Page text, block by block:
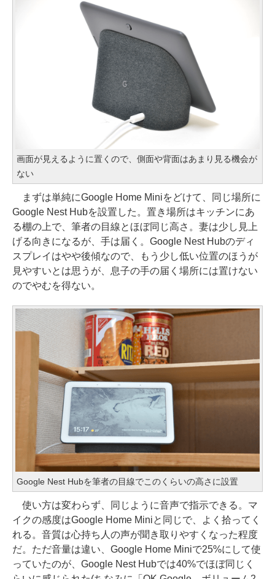
画面が見えるように置くので、側面や背面はあまり見る機会が
ない
まずは単純にGoogle Home Miniをどけて、同じ場所に
Google Nest Hubを設置した。置き場所はキッチンにあ
る棚の上で、筆者の目線とほぼ同じ高さ。妻は少し見上
げる向きになるが、手は届く。Google Nest Hubのディ
スプレイはやや後傾なので、もう少し低い位置のほうが
見やすいとは思うが、息子の手の届く場所には置けない
のでやむを得ない。
Google Nest Hubを筆者の目線でこのくらいの高さに設置
使い方は変わらず、同じように音声で指示できる。マ
イクの感度はGoogle Home Miniと同じで、よく拾ってく
れる。音質は心持ち人の声が聞き取りやすくなった程度
だ。ただ音量は違い、Google Home Miniで25%にして使
っていたのが、Google Nest Hubでは40%でほぼ同じく